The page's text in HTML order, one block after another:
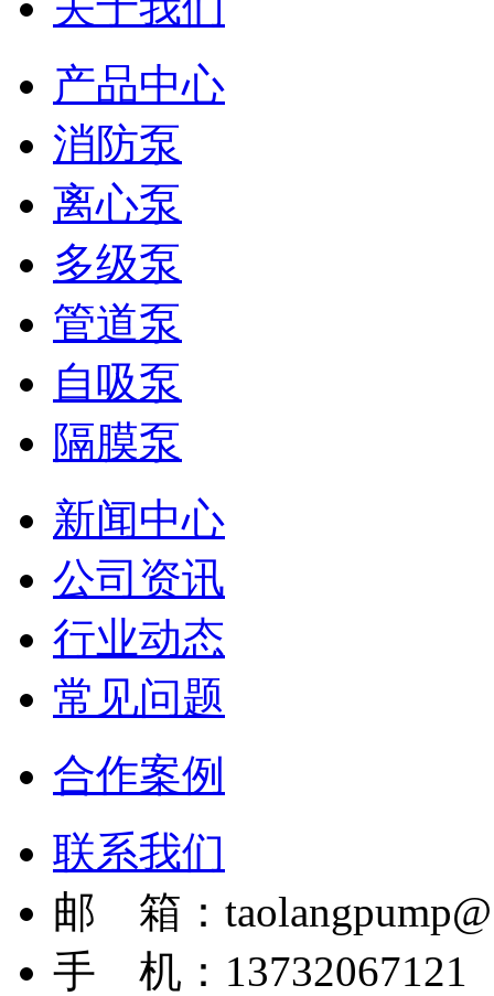
产品中心
消防泵
离心泵
多级泵
管道泵
自吸泵
隔膜泵
新闻中心
公司资讯
行业动态
常见问题
合作案例
联系我们
邮 箱：
手 机：13732067121